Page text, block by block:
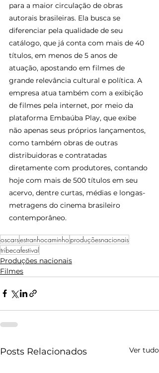
para a maior circulação de obras
autorais brasileiras. Ela busca se
diferenciar pela qualidade de seu
catálogo, que já conta com mais de 40
títulos, em menos de 5 anos de
atuação, apostando em filmes de
grande relevância cultural e política. A
empresa atua também com a exibição
de filmes pela internet, por meio da
plataforma Embaúba Play, que exibe
não apenas seus próprios lançamentos,
como também obras de outras
distribuidoras e contratadas
diretamente com produtores, contando
hoje com mais de 500 títulos em seu
acervo, dentre curtas, médias e longas-
metragens do cinema brasileiro
contemporâneo.
oscarsestranhocaminhoproduçõesnacionais
tribecafestival
Produções nacionais
Filmes
Posts Relacionados Ver tudo